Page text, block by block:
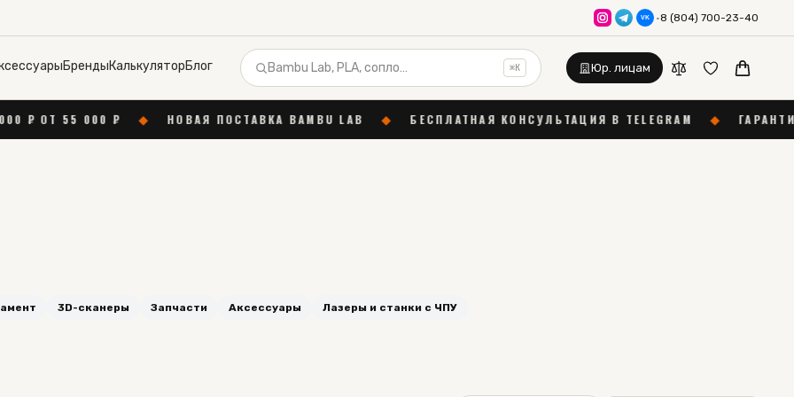
VK ·8 (804) 700-23-40
БрендыКалькуляторБлог ⌘K Юр. лицам
НОВАЯ ПОСТАВКА BAMBU LAB ◆ БЕСПЛАТНАЯ КОНСУЛЬТАЦИЯ В TELEGRAM ◆ ГАРАНТИЯ 12 МЕСЯЦЕВ ◆
3D-сканеры Запчасти Аксессуары Лазеры и станки с ЧПУ